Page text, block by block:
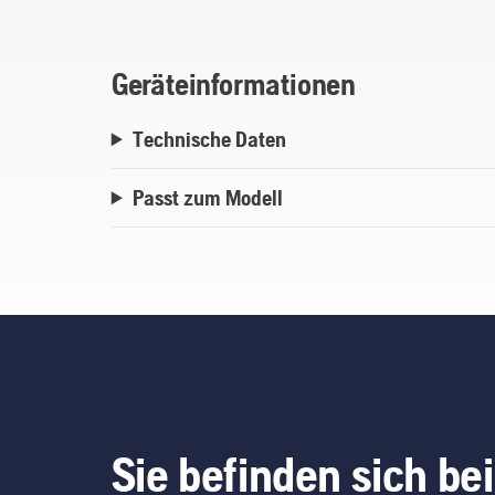
Geräteinformationen
Technische Daten
Passt zum Modell
Sie befinden sich bei